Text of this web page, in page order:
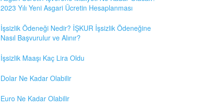
2023 Yılı Yeni Asgari Ücretin Hesaplanması
İşsizlik Ödeneği Nedir? İŞKUR İşsizlik Ödeneğine
Nasıl Başvurulur ve Alınır?
İşsizlik Maaşı Kaç Lira Oldu
Dolar Ne Kadar Olabilir
Euro Ne Kadar Olabilir